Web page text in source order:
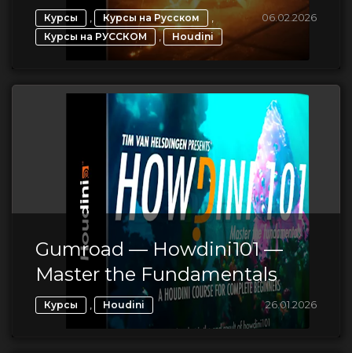
Курсы , Курсы на Русском ,
Курсы на РУССКОМ , Houdini
06.02.2026
Gumroad — Howdini101 —
Master the Fundamentals
Курсы , Houdini 26.01.2026